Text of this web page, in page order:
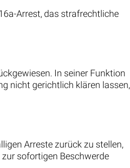
Arrest, das strafrechtliche
In seiner Funktion
nicht gerichtlich klären lassen,
Arreste zurück zu stellen,
sofortigen Beschwerde